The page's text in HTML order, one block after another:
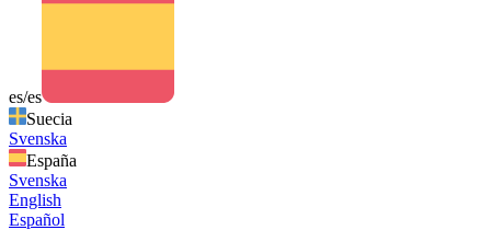
es/es
Suecia
Svenska
España
Svenska
English
Español